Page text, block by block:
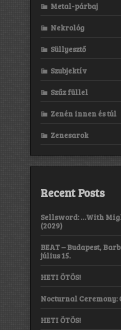
Metal-párbaj
Nekrológ
Süllyesztő
Szubjektív
Szűz füllel
Zenén innen és túl
Zenesarok
Recent Posts
Sellsword: …With
(2029)
BEAT – Budapest,
július 15.
HETI ÖTÖS!
Nocturnal Ceremony:
HETI ÖTÖS!